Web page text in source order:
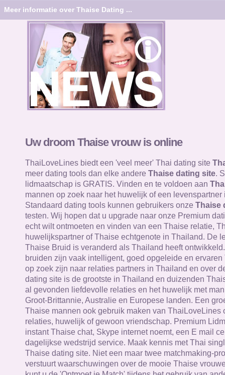
Meer informatie over Thaise Dating ...
Uw droom Thaise vrouw is online
ThaiLoveLines biedt een 'veel meer' Thai dating site
meer dating tools dan elke andere Thaise dating site.
lidmaatschap is GRATIS. Vinden en te voldoen aan
mannen op zoek naar het huwelijk of een levenspartner
Standaard dating tools kunnen gebruikers onze Thaise
testen. Wij hopen dat u upgrade naar onze Premium
echt wilt ontmoeten en vinden van een Thaise relatie,
huwelijkspartner of Thaise echtgenote in Thailand. De
Thaise Bruid is veranderd als Thailand heeft
bruiden zijn vaak intelligent, goed opgeleide en
op zoek zijn naar relaties partners in Thailand en over
dating site is de grootste in Thailand en duizenden
al gevonden liefdevolle relaties en het huwelijk met
Groot-Brittannie, Australie en Europese landen. Een
Thaise mannen ook gebruik maken van ThaiLoveLines
relaties, huwelijk of gewoon vriendschap. Premium
instant Thaise chat, Skype internet noemt, een E mail
dagelijkse wedstrijd service. Maak kennis met Thai
Thaise dating site. Niet een maar twee matchmaking-
verstuurt waarschuwingen over de mooie Thaise